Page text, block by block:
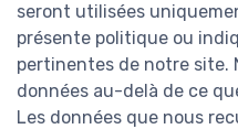
seront utilisées
présente politique ou
pertinentes de notre site.
données au-delà de ce
Les données que nous